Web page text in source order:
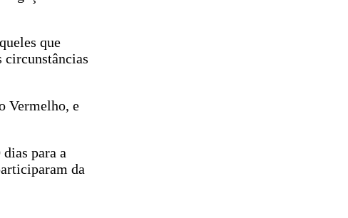
que
circunstâncias
Vermelho, e
para a
da